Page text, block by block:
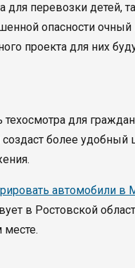
перевозки детей,
опасности очный
проекта для них
для
более
автомобили
в Ростовской